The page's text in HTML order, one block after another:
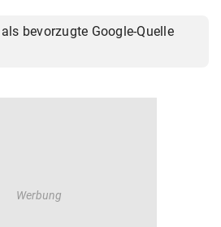
bevorzugte Google-Quelle